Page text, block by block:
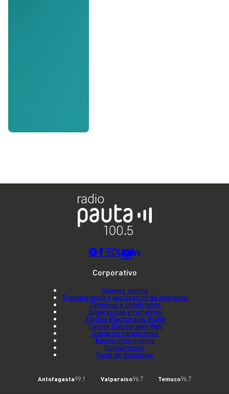
Corporativo
Quienes somos
Transparencia y declaración de intereses
Términos y condiciones
Sugerencias y reclamos
Tarifas Electorales Radio
Tarifas Electorales Web
Gobierno corporativo
Equipo informativo
Contáctenos
Canal de denuncias
Antofagasta99.1 Valparaíso96.7 Temuco96.7